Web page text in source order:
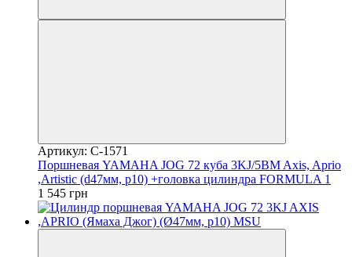
Артикул: C-1571
Поршневая YAMAHA JOG 72 куба 3KJ/5BM Axis, Aprio
,Artistic (d47мм, p10) +головка цилиндра FORMULA 1
1 545 грн